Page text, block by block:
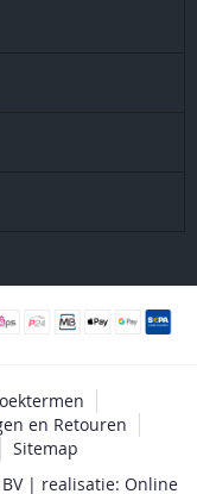
en Retouren
Sitemap
| realisatie: Online